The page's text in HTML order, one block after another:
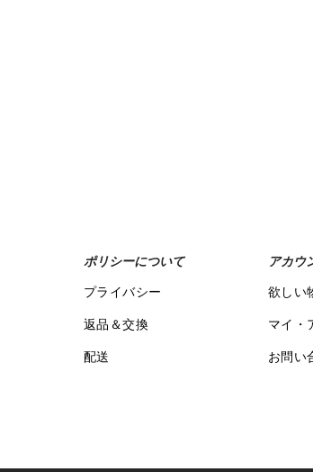
ポリシーについて
プライバシー
返品＆交換
配送
アカウ
欲しい
マイ・
お問い